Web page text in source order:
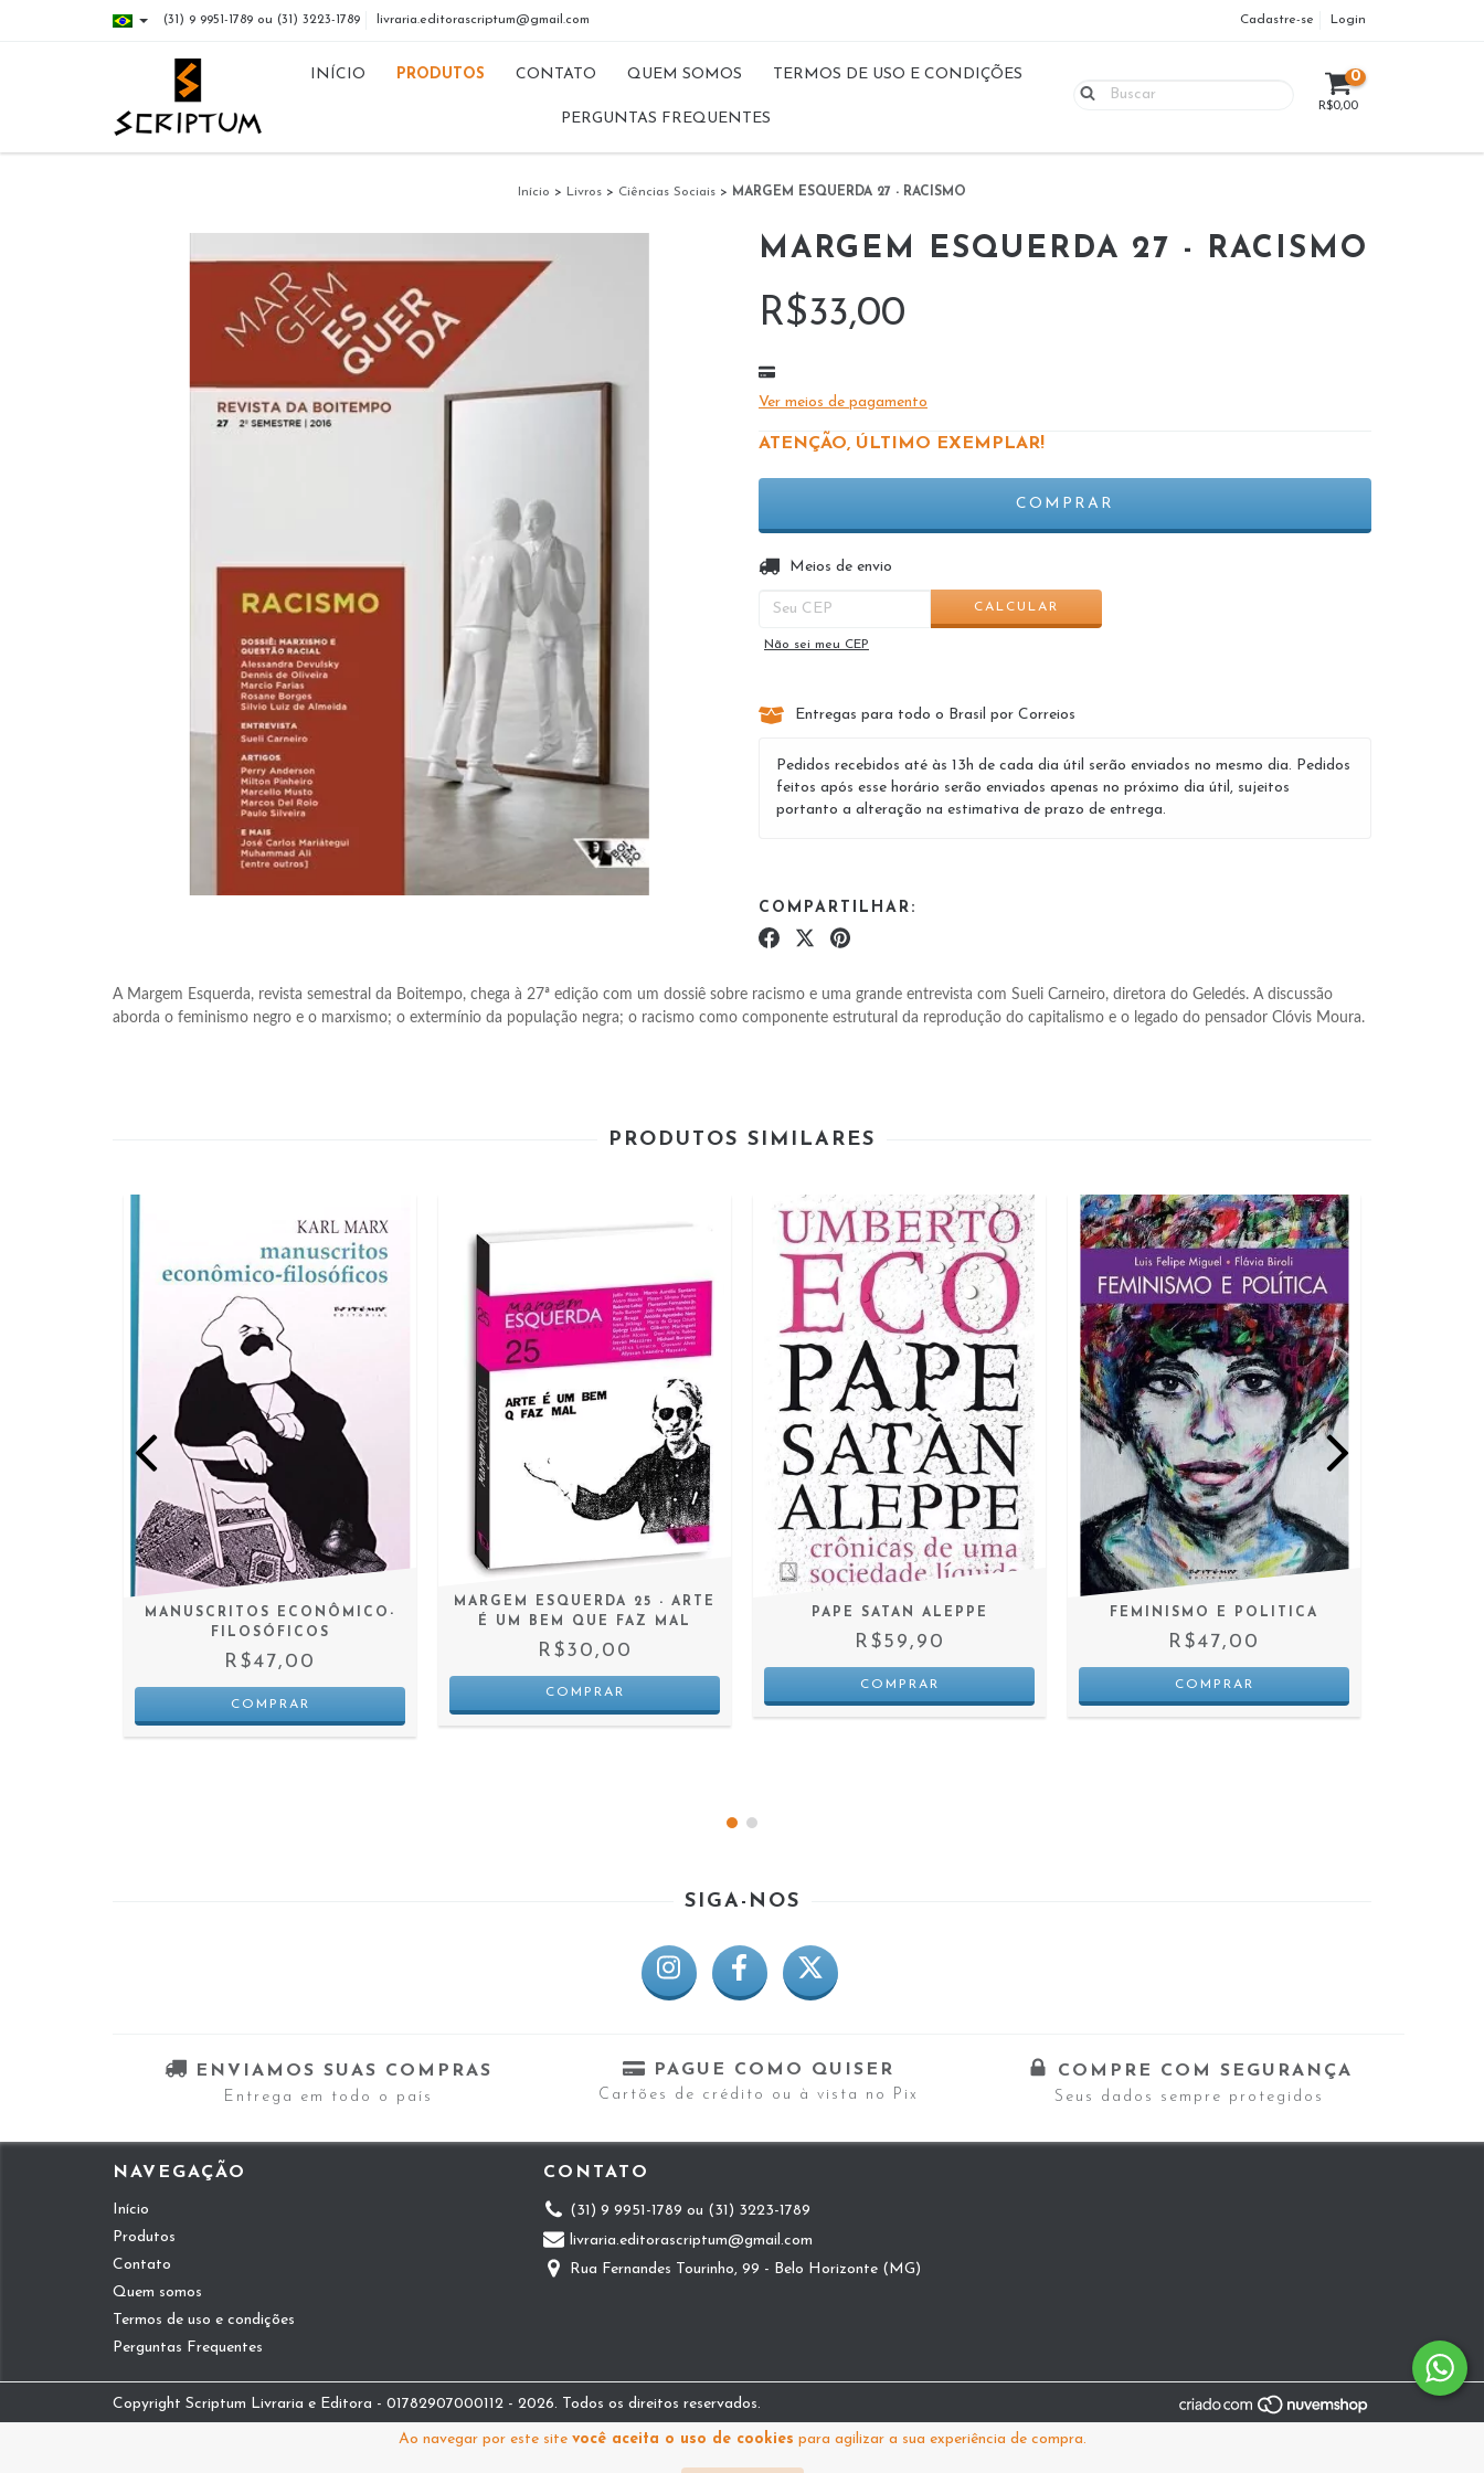
Ao navegar por este site você aceita o uso de cookies para agilizar a sua experiência de compra.
(31) 9 9951-1789 ou (31) 3223-1789 livraria.editorascriptum@gmail.com Cadastre-se Login
INÍCIO PRODUTOS CONTATO QUEM SOMOS TERMOS DE USO E CONDIÇÕES
PERGUNTAS FREQUENTES
0
R$0,00
Início > Livros > Ciências Sociais > MARGEM ESQUERDA 27 - RACISMO
MARGEM ESQUERDA 27 - RACISMO
R$33,00
Ver meios de pagamento
ATENÇÃO, ÚLTIMO EXEMPLAR!
Entregas para o CEP:
Meios de envio
CALCULAR
Não sei meu CEP
Entregas para todo o Brasil por Correios
Pedidos recebidos até às 13h de cada dia útil serão enviados no mesmo dia. Pedidos
feitos após esse horário serão enviados apenas no próximo dia útil, sujeitos
portanto a alteração na estimativa de prazo de entrega.
COMPARTILHAR:
A Margem Esquerda, revista semestral da Boitempo, chega à 27ª edição com um dossiê sobre racismo e uma grande entrevista com Sueli Carneiro, diretora do Geledés. A discussão
aborda o feminismo negro e o marxismo; o extermínio da população negra; o racismo como componente estrutural da reprodução do capitalismo e o legado do pensador Clóvis Moura.
PRODUTOS SIMILARES
MANUSCRITOS ECONÔMICO-
FILOSÓFICOS
R$47,00
MARGEM ESQUERDA 25 - ARTE
É UM BEM QUE FAZ MAL
R$30,00
PAPE SATAN ALEPPE
R$59,90
FEMINISMO E POLITICA
R$47,00
SIGA-NOS
ENVIAMOS SUAS COMPRAS
Entrega em todo o país
PAGUE COMO QUISER
Cartões de crédito ou à vista no Pix
COMPRE COM SEGURANÇA
Seus dados sempre protegidos
NAVEGAÇÃO
Início
Produtos
Contato
Quem somos
Termos de uso e condições
Perguntas Frequentes
CONTATO
(31) 9 9951-1789 ou (31) 3223-1789
livraria.editorascriptum@gmail.com
Rua Fernandes Tourinho, 99 - Belo Horizonte (MG)
Copyright Scriptum Livraria e Editora - 01782907000112 - 2026. Todos os direitos reservados.